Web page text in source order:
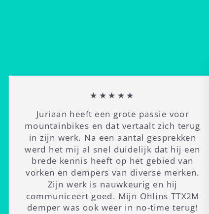
★★★★★
Juriaan heeft een grote passie voor
mountainbikes en dat vertaalt zich terug
in zijn werk. Na een aantal gesprekken
werd het mij al snel duidelijk dat hij een
brede kennis heeft op het gebied van
vorken en dempers van diverse merken.
Zijn werk is nauwkeurig en hij
communiceert goed. Mijn Ohlins TTX2M
demper was ook weer in no-time terug!